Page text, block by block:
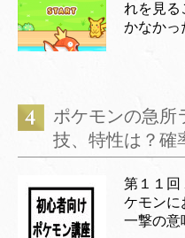
れを見る
かなかっ
ポケモンの急所
技、特性は？確
第１１
ケモンに
一撃の